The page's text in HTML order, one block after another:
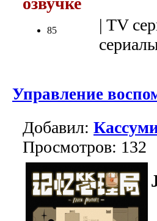
85
| TV
Управление
Добавил:
Просмотров: 132